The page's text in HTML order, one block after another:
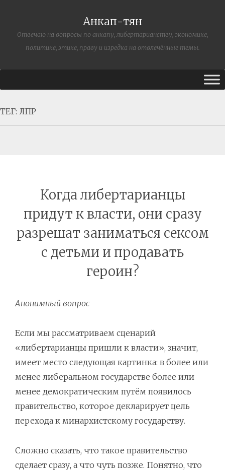
Анкап-тян
Отвечаю на вопросы по анкапу, либертарианству, экономике,
политике, этике, праву и изредка на отвлечённые темы.
ТЕГ: ЛПР
Когда либертарианцы
придут к власти, они сразу
разрешат заниматься сексом
с детьми и продавать
героин?
Анонимный вопрос
Если мы рассматриваем сценарий
«либертарианцы пришли к власти», значит,
имеет место следующая картинка: в более или
менее либеральном государстве более или
менее демократическим путём появилось
правительство, которое декларирует цель
перехода к минархистскому государству.
Сложно сказать, что такое правительство
сделает сразу, а что чуть позже. Понятно, что